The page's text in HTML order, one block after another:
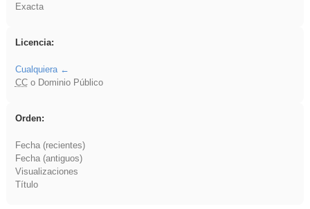
Exacta
Licencia:
Cualquiera
CCo Dominio Público
Orden:
Fecha (recientes)
Fecha (antiguos)
Visualizaciones
Título